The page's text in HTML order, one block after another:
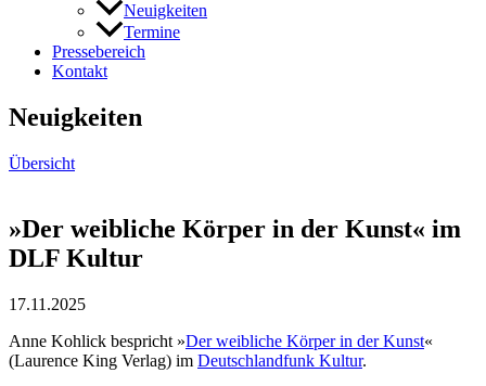
Neuigkeiten
Termine
Pressebereich
Kontakt
Neuigkeiten
Übersicht
»Der weibliche Körper in der Kunst« im
DLF Kultur
17.11.2025
Anne Kohlick bespricht »Der weibliche Körper in der Kunst«
(Laurence King Verlag) im Deutschlandfunk Kultur.